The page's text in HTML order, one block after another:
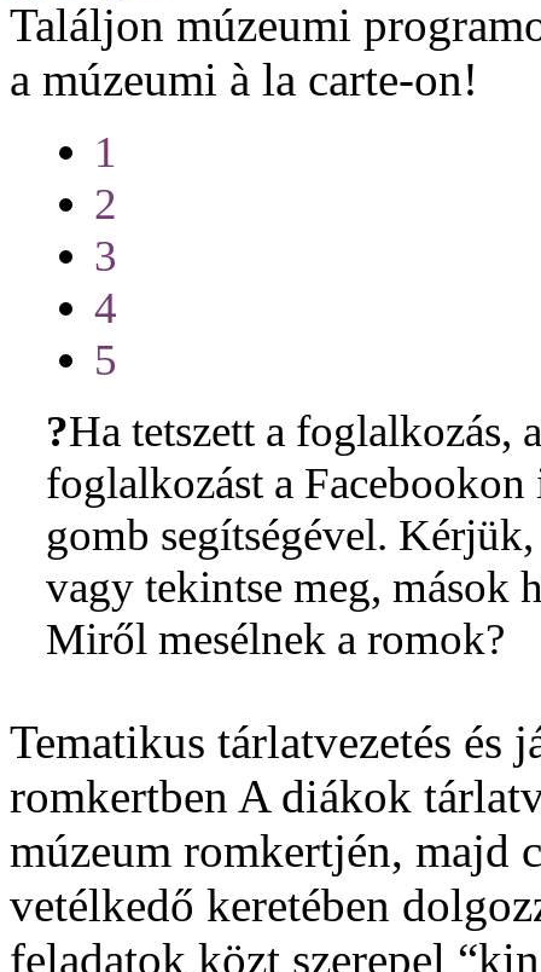
Találjon múzeumi
a múzeumi à la carte-on!
1
2
3
4
5
?Ha tetszett a foglalkozás,
foglalkozást a
gomb segítségével.
vagy tekintse meg, mások
Miről mesélnek a romok?
Tematikus tárlatvezetés és
romkertben A diákok
múzeum romkertjén, majd
vetélkedő keretében
feladatok közt szerepel